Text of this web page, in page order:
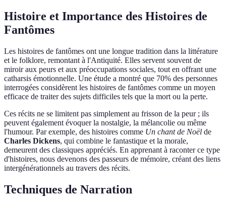
Histoire et Importance des Histoires de
Fantômes
Les histoires de fantômes ont une longue tradition dans la littérature
et le folklore, remontant à l'Antiquité. Elles servent souvent de
miroir aux peurs et aux préoccupations sociales, tout en offrant une
catharsis émotionnelle. Une étude a montré que 70% des personnes
interrogées considèrent les histoires de fantômes comme un moyen
efficace de traiter des sujets difficiles tels que la mort ou la perte.
Ces récits ne se limitent pas simplement au frisson de la peur ; ils
peuvent également évoquer la nostalgie, la mélancolie ou même
l'humour. Par exemple, des histoires comme Un chant de Noël de
Charles Dickens, qui combine le fantastique et la morale,
demeurent des classiques appréciés. En apprenant à raconter ce type
d'histoires, nous devenons des passeurs de mémoire, créant des liens
intergénérationnels au travers des récits.
Techniques de Narration